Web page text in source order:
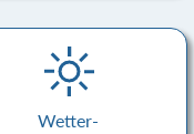
Wetter-